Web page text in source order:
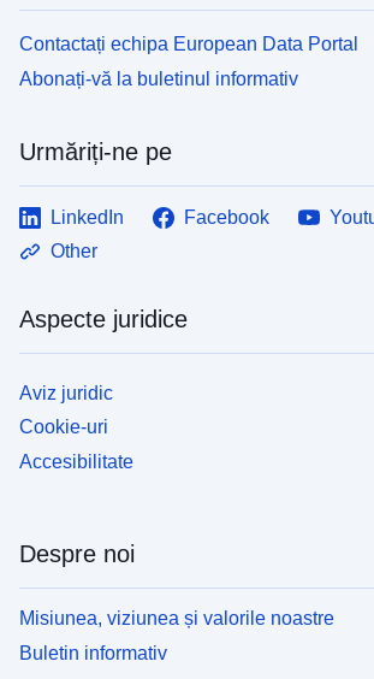
Contactați echipa European Data Portal
Abonați-vă la buletinul informativ
Urmăriți-ne pe
LinkedIn Facebook
Other
Aspecte juridice
Aviz juridic
Cookie-uri
Accesibilitate
Despre noi
Misiunea, viziunea și valorile noastre
Buletin informativ